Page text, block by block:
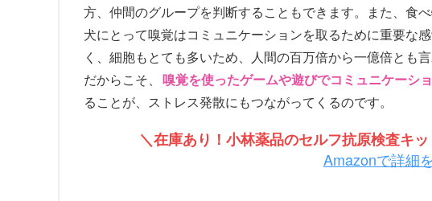
方、仲間のグループを判断することもできます。また、食
犬にとって嗅覚はコミュニケーションを取るために重要な
く、細胞もとても多いため、人間の百万倍から一億倍とも言
だからこそ、 嗅覚を使ったゲームや遊びでコミュニケーシ
ることが、ストレス発散にもつながってくるのです。
＼在庫あり！小林薬品のセルフ抗原検査キ
Amazonで詳細